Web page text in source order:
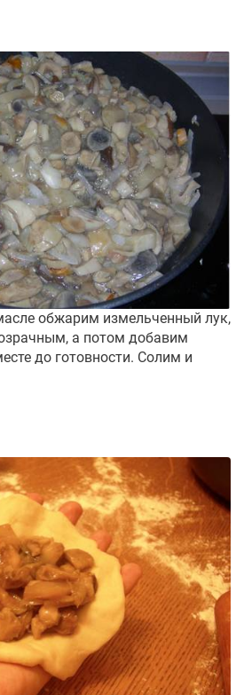
обжарим измельченный лук,
а потом добавим
до готовности. Солим и